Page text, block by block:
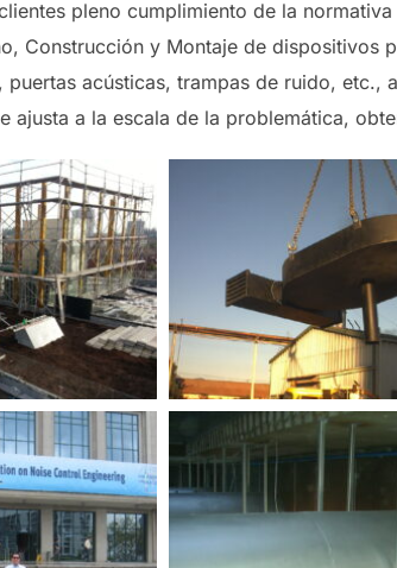
pleno cumplimiento de la
Construcción y Montaje de
puertas acústicas, trampas de ruido,
ajusta a la escala de la problemática,